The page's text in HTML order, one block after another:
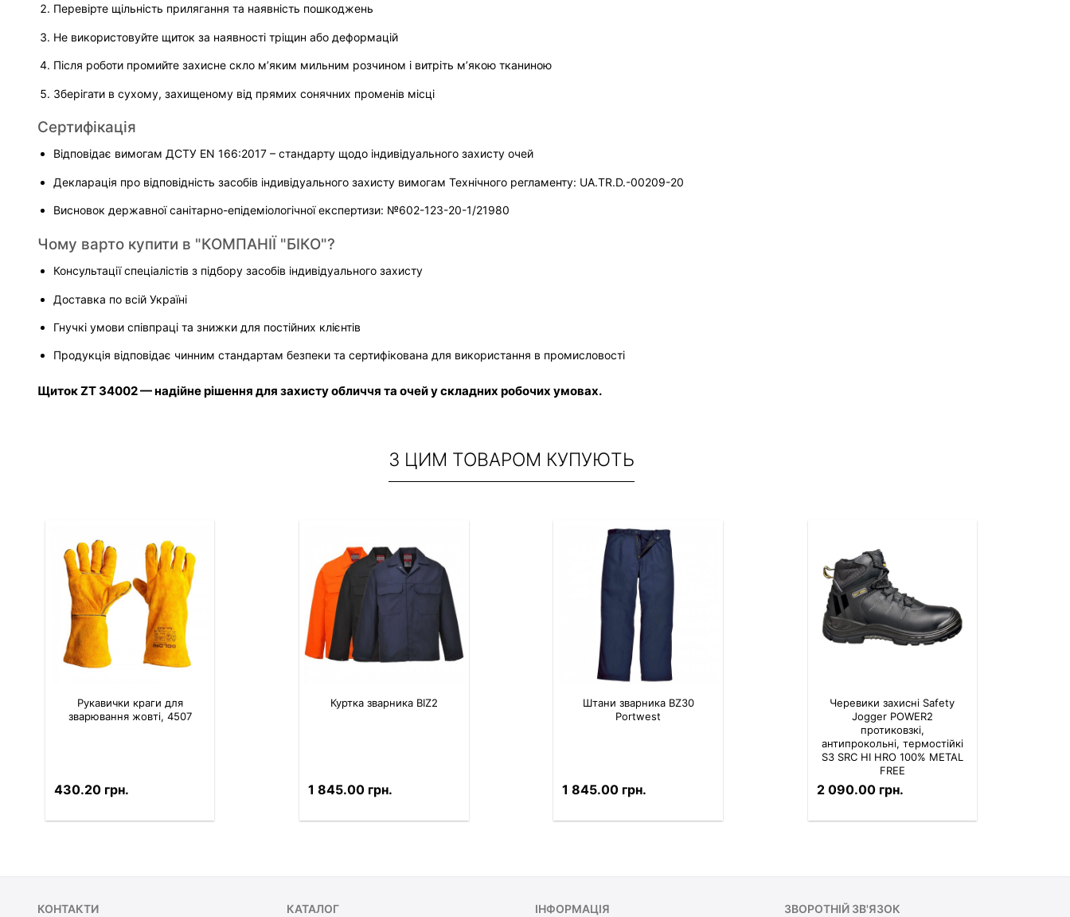
Перевірте щільність прилягання та наявність пошкоджень
Не використовуйте щиток за наявності тріщин або деформацій
Після роботи промийте захисне скло м’яким мильним розчином і витріть м’якою тканиною
Зберігати в сухому, захищеному від прямих сонячних променів місці
Сертифікація
Відповідає вимогам ДСТУ EN 166:2017 – стандарту щодо індивідуального захисту очей
Декларація про відповідність засобів індивідуального захисту вимогам Технічного регламенту: UA.TR.D.-00209-20
Висновок державної санітарно-епідеміологічної експертизи: №602-123-20-1/21980
Чому варто купити в "КОМПАНІЇ "БІКО"?
Консультації спеціалістів з підбору засобів індивідуального захисту
Доставка по всій Україні
Гнучкі умови співпраці та знижки для постійних клієнтів
Продукція відповідає чинним стандартам безпеки та сертифікована для використання в промисловості
Щиток ZT 34002 — надійне рішення для захисту обличчя та очей у складних робочих умовах.
З ЦИМ ТОВАРОМ КУПУЮТЬ
Рукавички краги для
зварювання жовті, 4507
430.20 грн.
Куртка зварника BIZ2
1 845.00 грн.
Штани зварника BZ30
Portwest
1 845.00 грн.
Черевики захисні Safety
Jogger POWER2
протиковзкі,
антипрокольні, термостійкі
S3 SRC HI HRO 100% METAL
FREE
2 090.00 грн.
КОНТАКТИ КАТАЛОГ ІНФОРМАЦІЯ ЗВОРОТНІЙ ЗВ'ЯЗОК